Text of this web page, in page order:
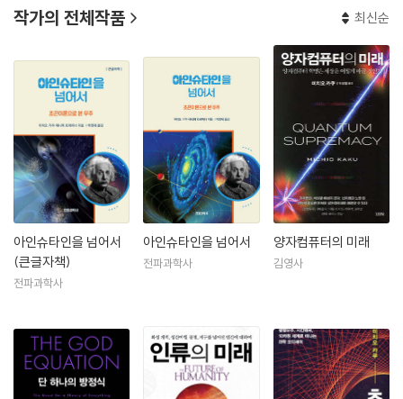
현재 국제라디오 과학 프로그램을 진두지휘하고, [나이트라인], [60분],
[굿모닝 아메리카], [래리 킹 라이브] 등 TV 프로그램에 출연하여 과학의
대중화를 위해 활약하고 있다.
작가의 전체작품 최신순
아인슈타인을 넘어서
(큰글자책)
전파과학사
아인슈타인을 넘어서
전파과학사
양자컴퓨터의 미래
김영사